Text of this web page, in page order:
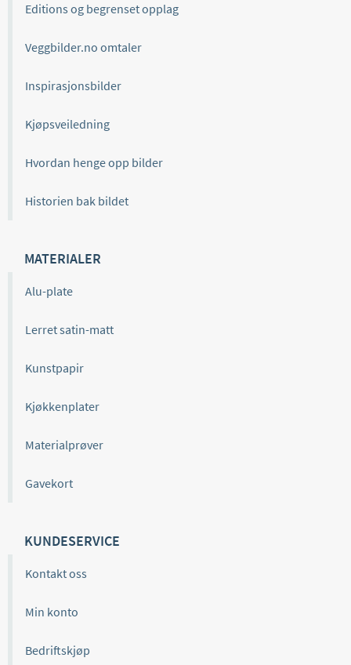
Editions og begrenset opplag
Veggbilder.no omtaler
Inspirasjonsbilder
Kjøpsveiledning
Hvordan henge opp bilder
Historien bak bildet
MATERIALER
Alu-plate
Lerret satin-matt
Kunstpapir
Kjøkkenplater
Materialprøver
Gavekort
KUNDESERVICE
Kontakt oss
Min konto
Bedriftskjøp